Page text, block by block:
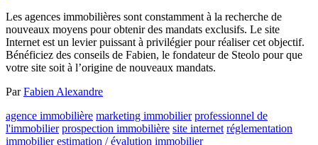
Les agences immobilières sont constamment à la recherche de
nouveaux moyens pour obtenir des mandats exclusifs. Le site
Internet est un levier puissant à privilégier pour réaliser cet objectif.
Bénéficiez des conseils de Fabien, le fondateur de Steolo pour que
votre site soit à l’origine de nouveaux mandats.
ParFabien Alexandre
agence immobilière marketing immobilier professionnel de
l'immobilier prospection immobilière site internet réglementation
immobilier estimation / évalution immobilier